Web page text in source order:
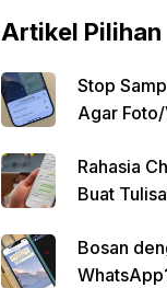
Artikel Pilihan
Stop
Agar
Otomatis
Rahasia
Buat
Bosan